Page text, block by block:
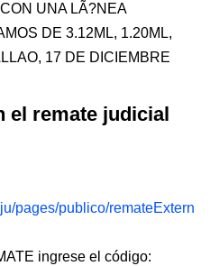
UNA LÃ?NEA
DE 3.12ML, 1.20ML,
17 DE DICIEMBRE
el remate judicial
pages/publico/remateExtern
ingrese el código: